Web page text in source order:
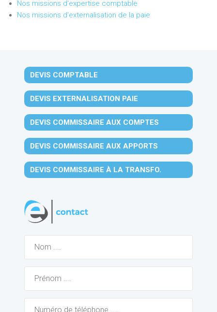
Nos missions d'expertise comptable
Nos missions d'externalisation de la paie
DEVIS COMPTABLE
DEVIS EXTERNALISATION PAIE
DEVIS COMMISSAIRE AUX COMPTES
DEVIS COMMISSAIRE AUX APPORTS
DEVIS COMMISSAIRE À LA TRANSFO.